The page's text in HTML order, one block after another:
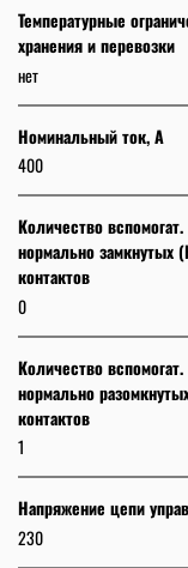
Температурные
хранения и перевозки
нет
Номинальный ток, А
400
Количество вспомогат.
нормально замкнутых
контактов
0
Количество вспомогат.
нормально
контактов
1
Напряжение цепи
230